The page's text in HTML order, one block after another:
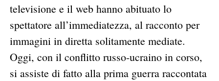
televisione e il web hanno abituato lo
spettatore all’immediatezza, al racconto per
immagini in diretta solitamente mediate.
Oggi, con il conflitto russo-ucraino in corso,
si assiste di fatto alla prima guerra raccontata